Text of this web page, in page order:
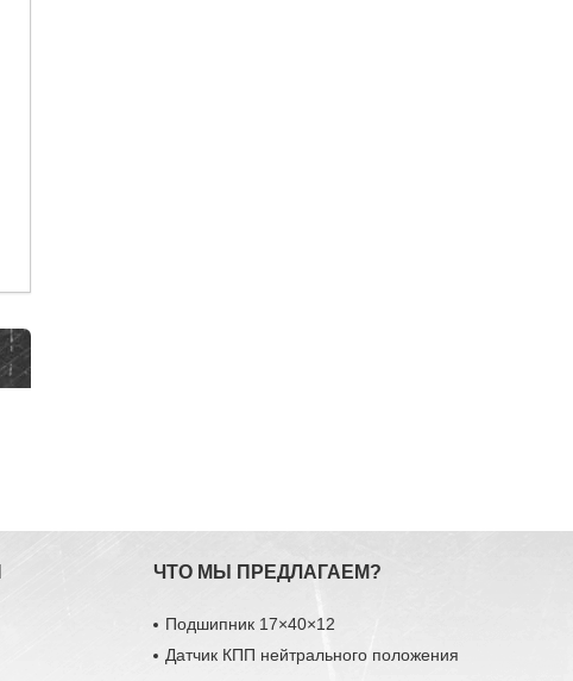
ЧТО МЫ ПРЕДЛАГАЕМ?
Подшипник 17×40×12
Датчик КПП нейтрального положения